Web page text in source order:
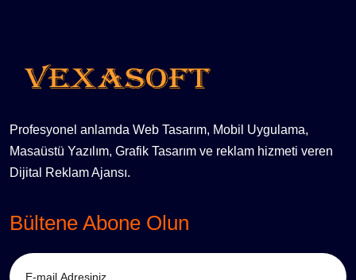
Profesyonel anlamda Web Tasarım, Mobil Uygulama,
Masaüstü Yazılım, Grafik Tasarım ve reklam hizmeti veren
Dijital Reklam Ajansı.
Bültene Abone Olun